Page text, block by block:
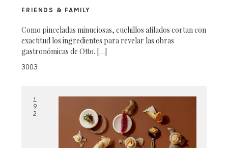
FRIENDS & FAMILY
Como pinceladas minuciosas, cuchillos afilados cortan con
exactitud los ingredientes para revelar las obras
gastronómicas de Otto. […]
3003
1
9
2